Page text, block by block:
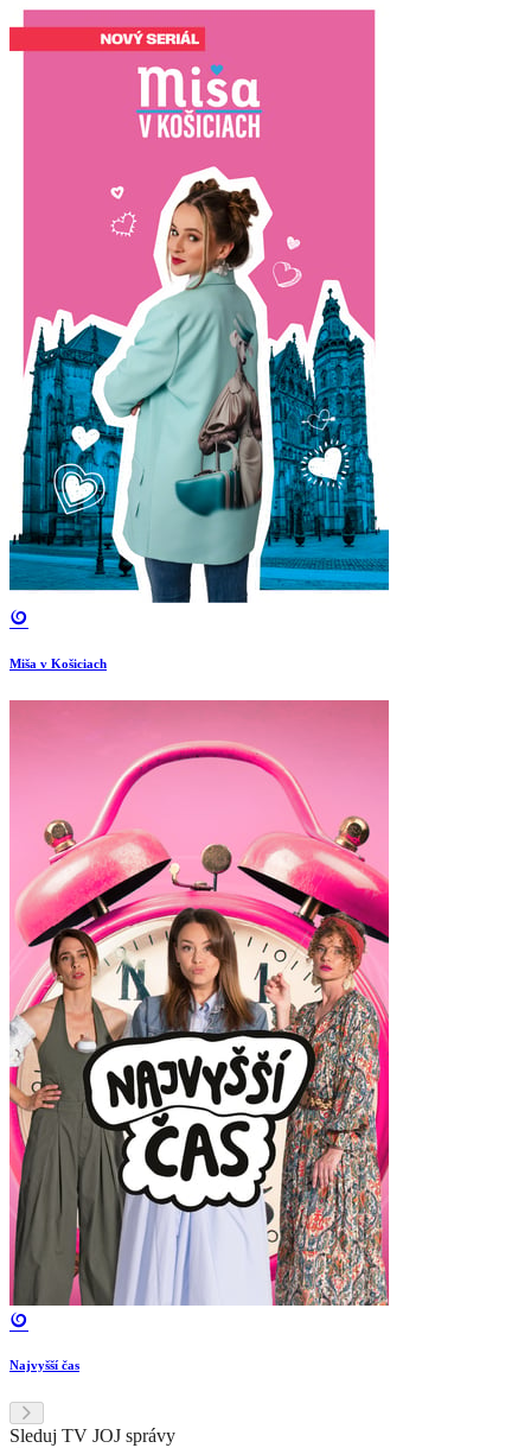
Miša v Košiciach
Najvyšší čas
Sleduj TV JOJ správy